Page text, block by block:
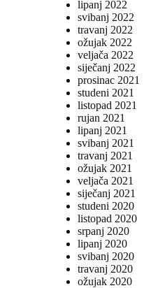
lipanj 2022
svibanj 2022
travanj 2022
ožujak 2022
veljača 2022
siječanj 2022
prosinac 2021
studeni 2021
listopad 2021
rujan 2021
lipanj 2021
svibanj 2021
travanj 2021
ožujak 2021
veljača 2021
siječanj 2021
studeni 2020
listopad 2020
srpanj 2020
lipanj 2020
svibanj 2020
travanj 2020
ožujak 2020